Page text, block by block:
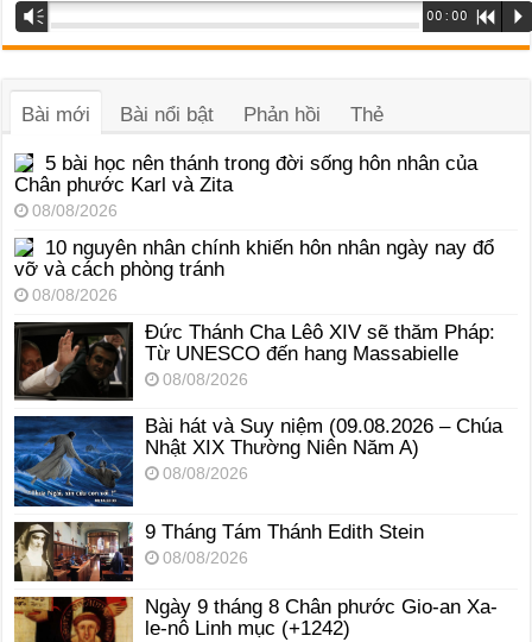
Trình
phát
âm
Vm 00:00 R P
Bài mới Bài nổi bật Phản hồi Thẻ
5 bài học nên thánh trong đời sống hôn nhân của
Chân phước Karl và Zita
08/08/2026
10 nguyên nhân chính khiến hôn nhân ngày nay đổ
vỡ và cách phòng tránh
08/08/2026
Đức Thánh Cha Lêô XIV sẽ thăm Pháp:
Từ UNESCO đến hang Massabielle
08/08/2026
Bài hát và Suy niệm (09.08.2026 – Chúa
Nhật XIX Thường Niên Năm A)
08/08/2026
9 Tháng Tám Thánh Edith Stein
08/08/2026
Ngày 9 tháng 8 Chân phước Gio-an Xa-
le-nô Linh mục (+1242)